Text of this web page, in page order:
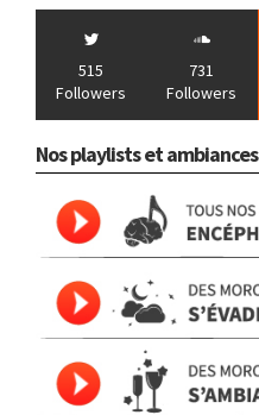
515
Followers
731
Followers
Nos playlists et ambiances